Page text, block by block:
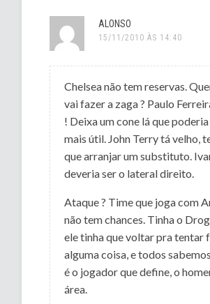
ALONSO
15/11/2010 ÀS 14:40
Chelsea não tem reservas.
vai fazer a zaga ? Paulo
! Deixa um cone lá que
mais útil. John Terry tá velho,
que arranjar um substituto.
deveria ser o lateral direito.
Ataque ? Time que joga com
não tem chances. Tinha o
ele tinha que voltar pra tentar
alguma coisa, e todos
é o jogador que define, o
área.